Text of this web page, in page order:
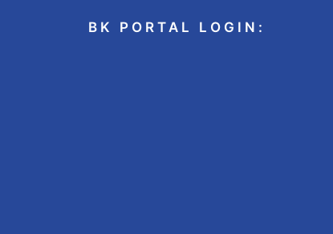
BK PORTAL LOGIN: